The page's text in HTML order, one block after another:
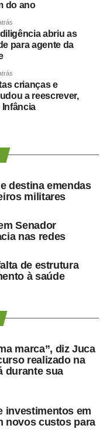
construída e
inclusive com
pessoas
de campanha
por quem pretende
dias depois de Maluf
feira (5), ele
de uma nova
virada”, disse na
a aliança entre
haviam chegado
nas eleições.
mudança de última
de semanas de
vice. Antes de ser
uma pré-candidatura
contribuir com a
do ano
abriu as
para agente da
crianças e
a reescrever,
destina emendas
militares
Senador
nas redes
de estrutura
à saúde
marca”, diz Juca
realizado na
durante sua
investimentos em
novos custos para